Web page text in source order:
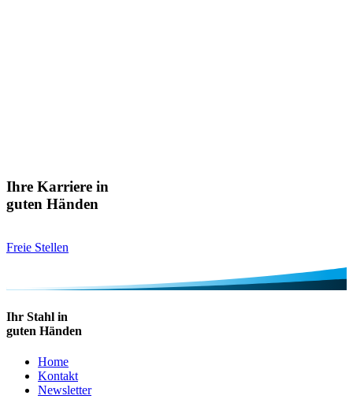
Ihre Karriere in
guten Händen
Freie Stellen
Ihr Stahl in
guten Händen
Home
Kontakt
Newsletter